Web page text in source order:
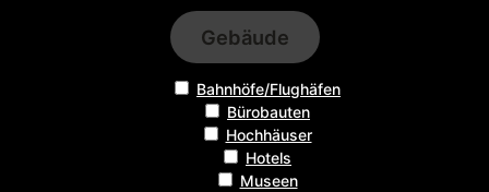
Gebäude
Bahnhöfe/Flughäfen
Bürobauten
Hochhäuser
Hotels
Museen